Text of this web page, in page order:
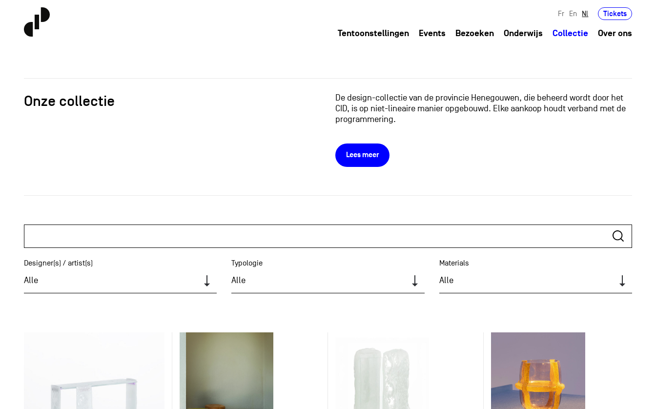
Fr En Nl Tickets
Tentoonstellingen Events Bezoeken Onderwijs Collectie Over ons
Onze collectie
De design-collectie van de provincie Henegouwen, die beheerd wordt door het
CID, is op niet-lineaire manier opgebouwd. Elke aankoop houdt verband met de
programmering.
Lees meer
Designer(s) / artist(s)
Alle
Typologie
Alle
Materials
Alle